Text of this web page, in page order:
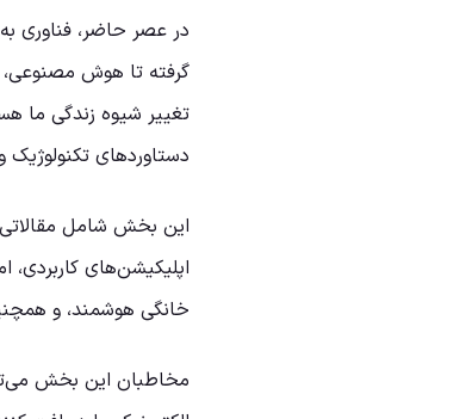
در عصر حاضر، فناوری
گرفته تا هوش مصنوعی،
تغییر شیوه زندگی ما
دستاورد‌های تکنولوژیک
این بخش شامل مقالاتی
اپلیکیشن‌های کاربردی،
خانگی هوشمند، و
مخاطبان این بخش